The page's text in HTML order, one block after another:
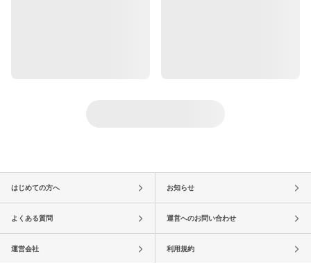
はじめての方へ お知らせ
よくある質問 運営へのお問い合わせ
運営会社 利用規約